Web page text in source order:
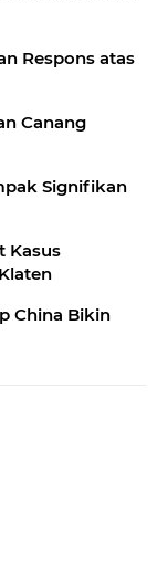
Respons atas
Canang
Signifikan
Kasus
China Bikin